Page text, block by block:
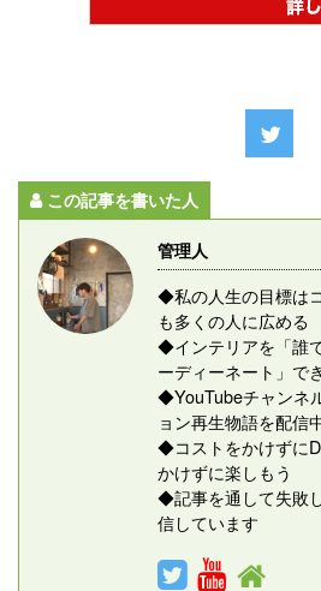
この記事を書いた人
管理人
◆私の人生の目標は
も多くの人に広める
◆インテリアを「誰
ーディーネート」で
◆YouTubeチャンネ
ョン再生物語を配信
◆コストをかけずに
かけずに楽しもう
◆記事を通して失敗
信しています